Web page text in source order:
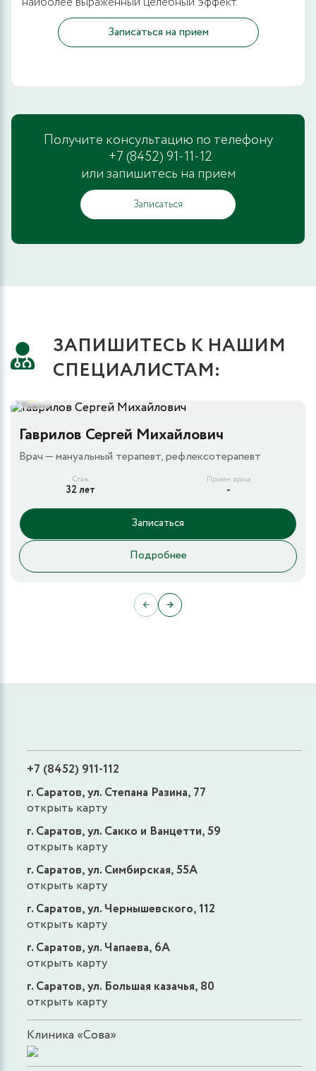
Записаться на прием
Получите консультацию по телефону
+7 (8452) 91-11-12
или запишитесь на прием
Записаться
ЗАПИШИТЕСЬ К НАШИМ
СПЕЦИАЛИСТАМ:
5
Гаврилов Сергей Михайлович
Врач — мануальный терапевт, рефлексотерапевт
Стаж
32 лет
Прием врача
-
Записаться
Подробнее
← →
+7 (8452) 911-112
г. Саратов, ул. Степана Разина, 77
открыть карту
г. Саратов, ул. Сакко и Ванцетти, 59
открыть карту
г. Саратов, ул. Симбирская, 55А
открыть карту
г. Саратов, ул. Чернышевского, 112
открыть карту
г. Саратов, ул. Чапаева, 6А
открыть карту
г. Саратов, ул. Большая казачья, 80
открыть карту
Клиника «Сова»